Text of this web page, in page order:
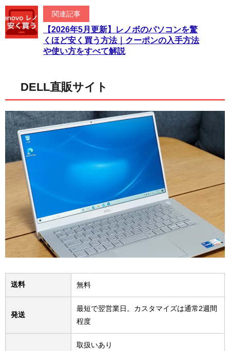
関連記事
【2026年5月更新】レノボのパソコンを驚
くほど安く買う方法｜クーポンの入手方法
や使い方をすべて解説
DELL直販サイト
送料 無料
発送
最短で翌営業日。カスタマイズは通常2週間
程度
取扱いあり